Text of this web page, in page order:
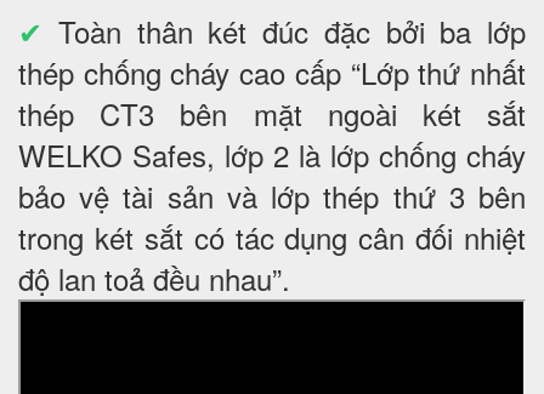
✔ Toàn thân két đúc đặc bởi ba lớp
thép chống cháy cao cấp “Lớp thứ nhất
thép CT3 bên mặt ngoài két sắt
WELKO Safes, lớp 2 là lớp chống cháy
bảo vệ tài sản và lớp thép thứ 3 bên
trong két sắt có tác dụng cân đối nhiệt
độ lan toả đều nhau”.